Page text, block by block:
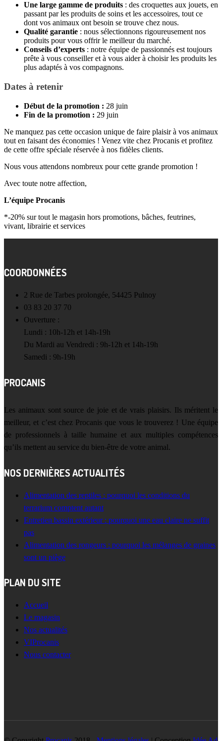
Une large gamme de produits : des croquettes aux jouets, en
passant par les produits de soins et les accessoires, tout ce
dont vos animaux ont besoin se trouve chez nous.
Qualité garantie : nous sélectionnons rigoureusement nos
produits pour vous offrir le meilleur du marché.
Conseils d’experts : notre équipe de passionnés est toujours
prête à vous conseiller et à vous aider à choisir les produits les
plus adaptés à vos compagnons.
Dates à retenir
Début de la promotion : 28 juin
Fin de la promotion : 29 juin
Ne manquez pas cette occasion unique de faire plaisir à vos animaux
tout en faisant des économies ! Venez vite chez Procanis et profitez
de cette offre spéciale réservée à nos fidèles clients.
Nous vous attendons nombreux pour cette grande promotion !
Avec toute notre affection,
L’équipe Procanis
*-20% sur tout le magasin hors promotions, bâches, feutrines,
vivant, librairie et services
COORDONNÉES
2 Rue de Tarbes prolongée, 54425 Pulnoy
03 83 20 37 70
Ouverture :
Lundi : 10h-12h et 14h-19h
Du Mardi au Vendredi : 9h-12h et 14h-19h
Samedi : 9h-19h
PROCANIS
Les animaux sont source de joie et de vrais plaisirs. Ils méritent le
meilleur, et c’est chez Procanis que vous le trouverez ! Une équipe
de professionnels à taille humaine et aux multiples compétences
qu’ils mettent au service du bien-être de votre animal.
NOS DERNIÈRES ACTUALITÉS
Alimentation des reptiles : pourquoi les conditions du
terrarium comptent autant
Entretien bassin extérieur : pourquoi une eau claire ne suffit
pas
Alimentation des rongeurs : pourquoi les mélanges de graines
sont un piège
PLAN DU SITE
Accueil
Le magasin
Nos actualités
VIProcanis
Nous contacter